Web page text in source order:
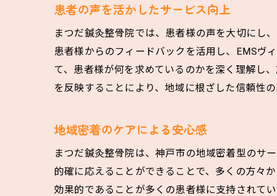
患者の声を活かしたサービス向上
まつだ鍼灸整骨院では、患者様の声を大切にし
患者様からのフィードバックを活用し、EMSヴ
て、患者様が何を求めているのかを深く理解し
を反映することにより、地域に根ざした信頼性
地域密着のケアによる安心感
まつだ鍼灸整骨院は、神戸市の地域密着型のサ
的確に応えることができることで、多くの方々
効果的であることが多くの患者様に支持されて